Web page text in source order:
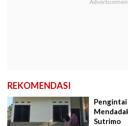
REKOMENDASI
Sutrimo